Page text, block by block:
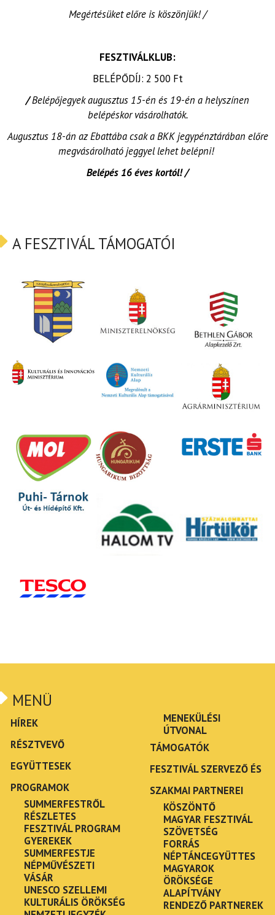
Megértésüket előre is köszönjük! /
FESZTIVÁLKLUB:
BELÉPŐDÍJ: 2 500 Ft
/Belépőjegyek augusztus 15-én és 19-én a helyszínen
belépéskor vásárolhatók.
Augusztus 18-án az Ebattába csak a BKK jegypénztárában előre
megvásárolható jeggyel lehet belépni!
Belépés 16 éves kortól! /
A FESZTIVÁL TÁMOGATÓI
MENÜ
HÍREK
RÉSZTVEVŐ
EGYÜTTESEK
PROGRAMOK
SUMMERFESTRŐL
RÉSZLETES
FESZTIVÁL PROGRAM
GYEREKEK
SUMMERFESTJE
NÉPMŰVÉSZETI
VÁSÁR
UNESCO SZELLEMI
KULTURÁLIS ÖRÖKSÉG
MENEKÜLÉSI
ÚTVONAL
TÁMOGATÓK
FESZTIVÁL SZERVEZŐ ÉS
SZAKMAI PARTNEREI
KÖSZÖNTŐ
MAGYAR FESZTIVÁL
SZÖVETSÉG
FORRÁS
NÉPTÁNCEGYÜTTES
MAGYAROK
ÖRÖKSÉGE
ALAPÍTVÁNY
RENDEZŐ PARTNEREK